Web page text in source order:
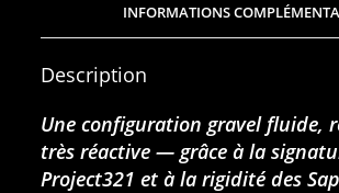
INFORMATIONS
Description
Une configuration gravel fluide,
très réactive — grâce à la
Project321 et à la rigidité des